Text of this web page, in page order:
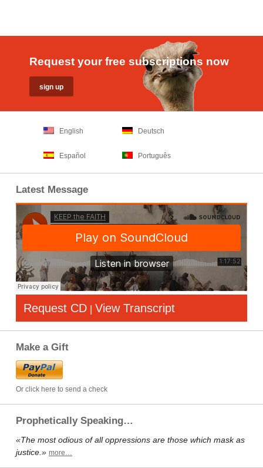
Request your free subscriptions now
English Deutsch
Español Português
Latest Message
Request CD | View Transcript
Make a Gift
Or click here to send a check
Prophetically Speaking…
«The most odious of all oppressions are those which mask as
justice.» more…